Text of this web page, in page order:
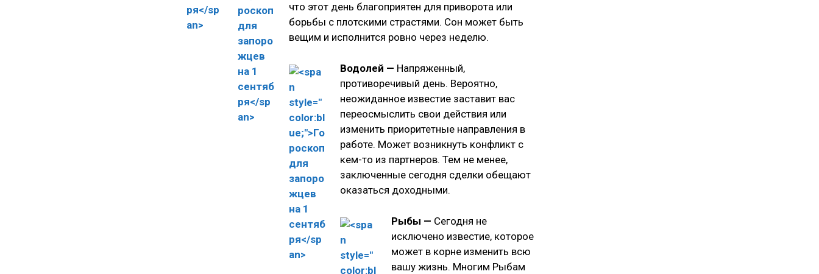
что этот день благоприятен для приворота или
борьбы с плотскими страстями. Сон может быть
вещим и исполнится ровно через неделю.
Водолей — Напряженный,
противоречивый день. Вероятно,
неожиданное известие заставит вас
переосмыслить свои действия или
изменить приоритетные направления в
работе. Может возникнуть конфликт с
кем-то из партнеров. Тем не менее,
заключенные сегодня сделки обещают
оказаться доходными.
Рыбы — Сегодня не
исключено известие, которое
может в корне изменить всю
вашу жизнь. Многим Рыбам